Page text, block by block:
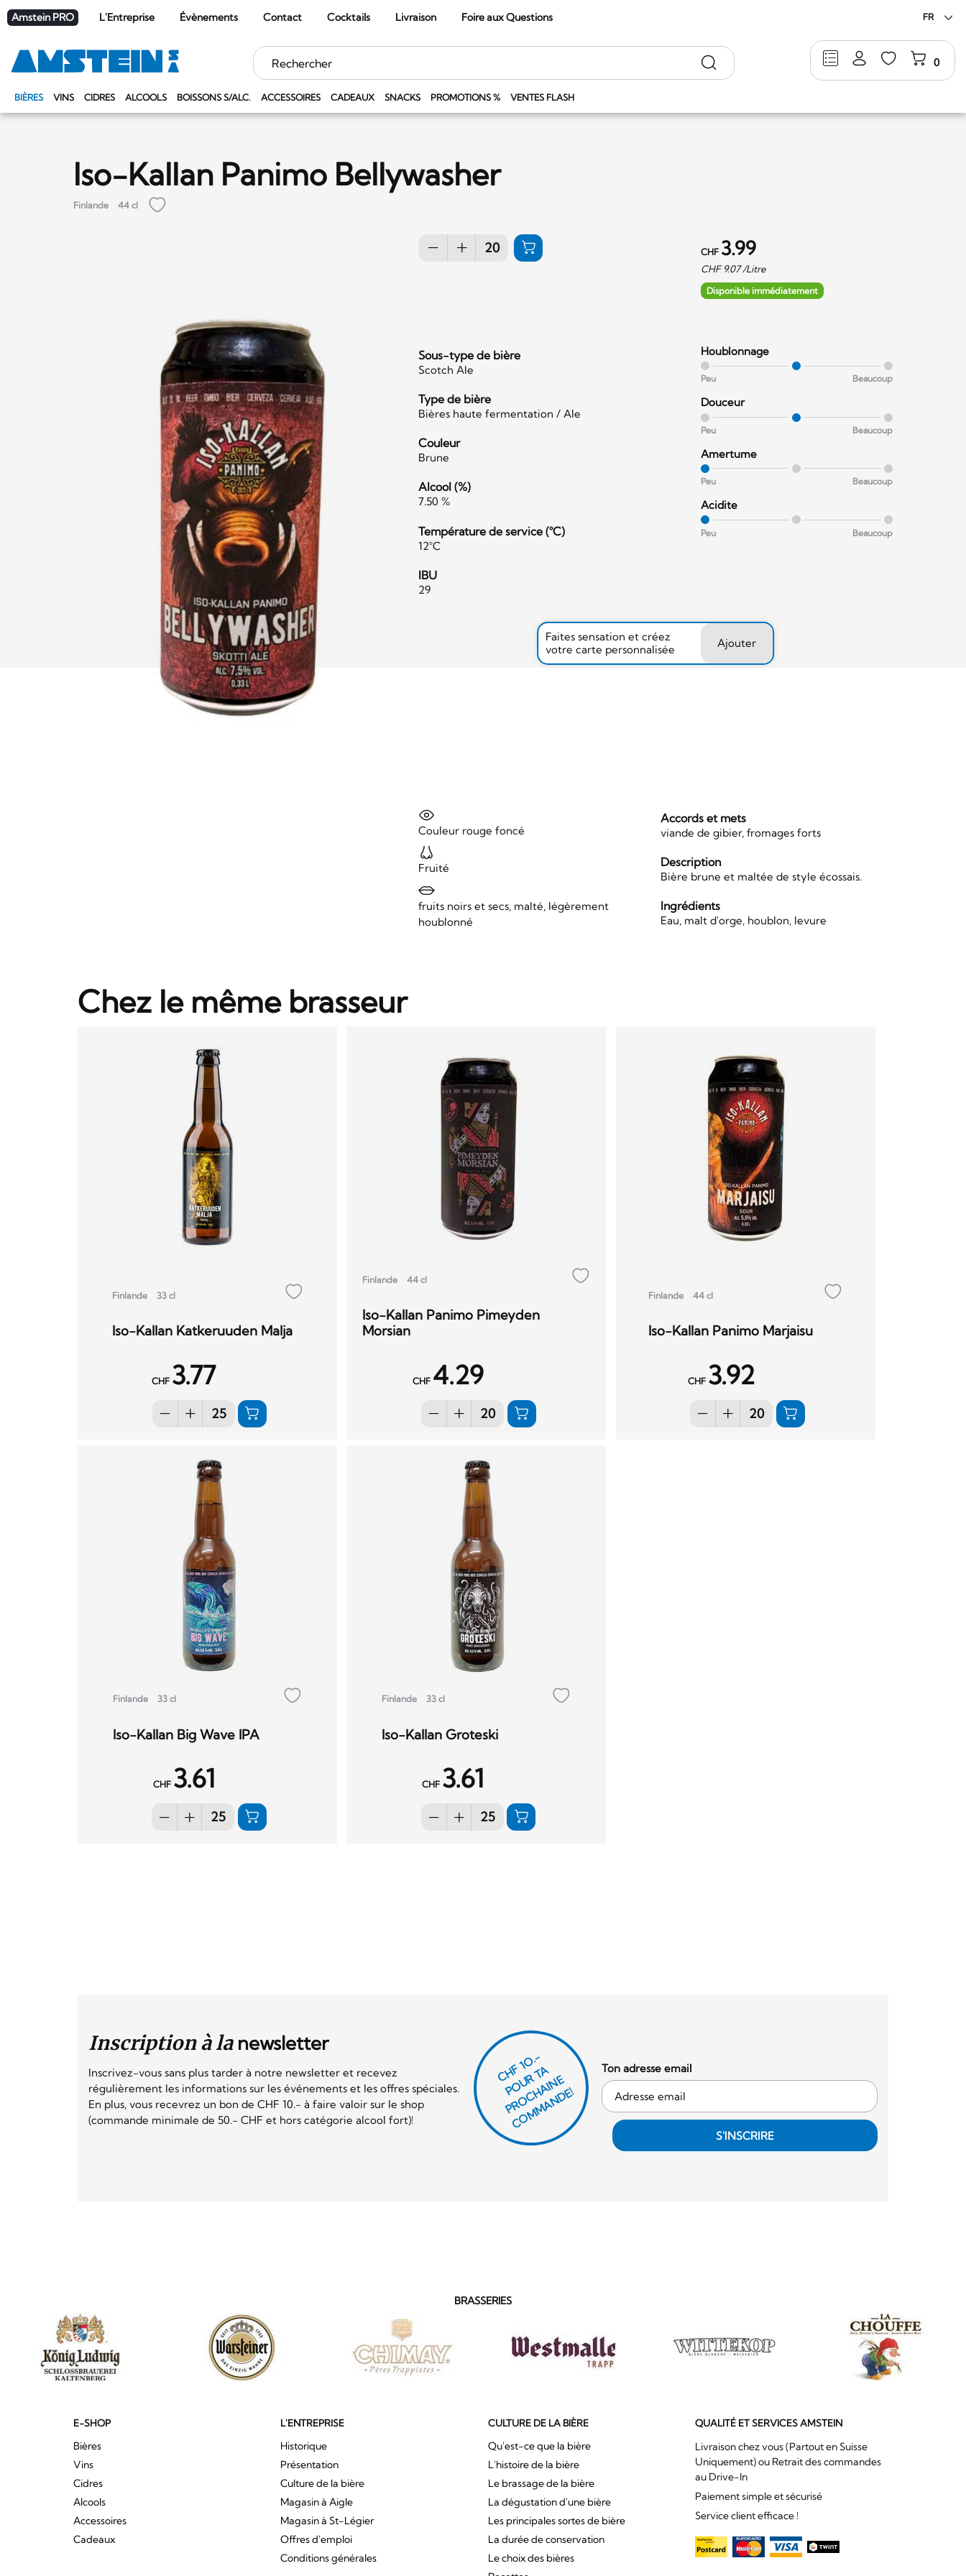
Amstein PRO L'Entreprise Évènements Contact Cocktails Livraison Foire aux Questions FR
BIÈRES VINS CIDRES ALCOOLS BOISSONS S/ALC. ACCESSOIRES CADEAUX SNACKS PROMOTIONS % VENTES FLASH
0
Mots
clés
Rechercher
Iso-Kallan Panimo Bellywasher
Finlande 44 cl
CHF 3.99
CHF 9.07/Litre
Disponible immédiatement
Sous-type de bière
Scotch Ale
Type de bière
Bières haute fermentation / Ale
Couleur
Brune
Alcool (%)
7.50 %
Température de service (°C)
12°C
IBU
29
Houblonnage
Peu Beaucoup
Douceur
Peu Beaucoup
Amertume
Peu Beaucoup
Acidite
Peu Beaucoup
Faites sensation et créez
votre carte personnalisée
Ajouter
Couleur rouge foncé
Fruité
fruits noirs et secs, malté, légèrement
houblonné
Accords et mets
viande de gibier, fromages forts
Description
Bière brune et maltée de style écossais.
Ingrédients
Eau, malt d'orge, houblon, levure
Chez le même brasseur
Finlande 33 cl
Iso-Kallan Katkeruuden Malja
CHF 3.77
Finlande 44 cl
Iso-Kallan Panimo Pimeyden
Morsian
CHF 4.29
Finlande 44 cl
Iso-Kallan Panimo Marjaisu
CHF 3.92
Finlande 33 cl
Iso-Kallan Big Wave IPA
CHF 3.61
Finlande 33 cl
Iso-Kallan Groteski
CHF 3.61
Inscription à lanewsletter
Inscrivez-vous sans plus tarder à notre newsletter et recevez
régulièrement les informations sur les événements et les offres spéciales.
En plus, vous recevrez un bon de CHF 10.- à faire valoir sur le shop
(commande minimale de 50.- CHF et hors catégorie alcool fort)!
CHF 1O.-
P
O
U
R
T
A
P
R
O
C
H
AI
N
E
C
O
M
M
A
N
D
E!
Ton adresse email
S'INSCRIRE
BRASSERIES
E-SHOP
Bières
Vins
Cidres
Alcools
Accessoires
Cadeaux
L'ENTREPRISE
Historique
Présentation
Culture de la bière
Magasin à Aigle
Magasin à St-Légier
Offres d'emploi
Conditions générales
CULTURE DE LA BIÈRE
Qu'est-ce que la bière
L'histoire de la bière
Le brassage de la bière
La dégustation d'une bière
Les principales sortes de bière
La durée de conservation
Le choix des bières
QUALITÉ ET SERVICES AMSTEIN
Livraison chez vous (Partout en Suisse
Uniquement) ou Retrait des commandes
au Drive-In
Paiement simple et sécurisé
Service client efficace !